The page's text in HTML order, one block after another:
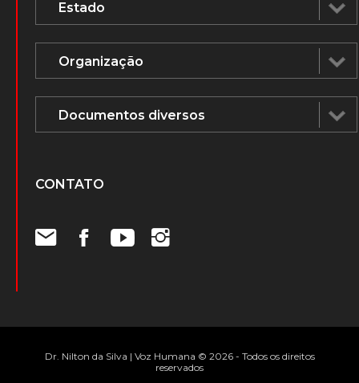
CONTATO
Dr. Nilton da Silva | Voz Humana © 2026 - Todos os direitos
reservados